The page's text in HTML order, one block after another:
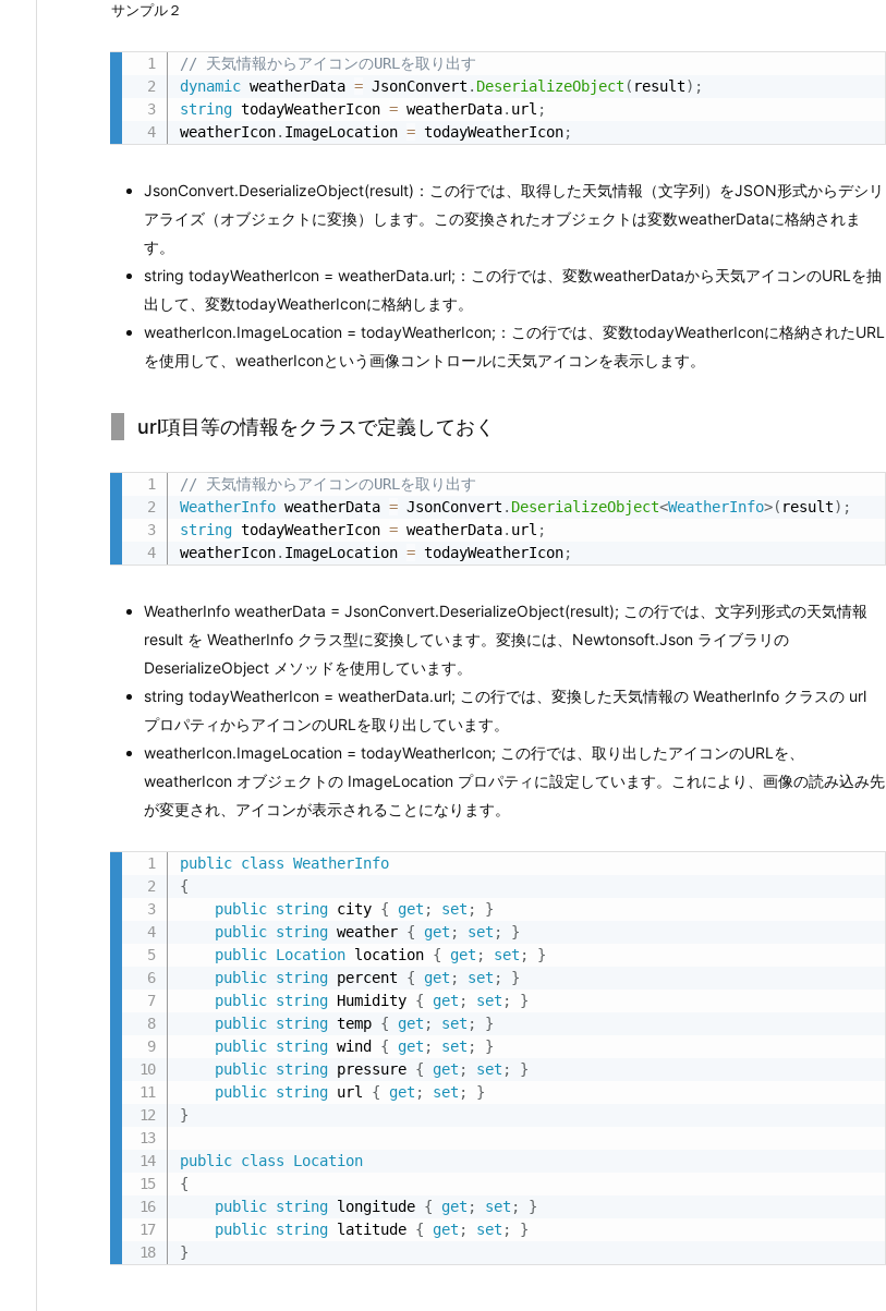
ラ
を
っ
場
合
1.
2.
S
y
s
e
T
x
t.
s
o
n
ラ
イ
ブ
ラ
リ
使
た
場
合
サンプル２
// 天気情報からアイコンのURLを取り出す
dynamic weatherData = JsonConvert . DeserializeObject ( result) ;
string todayWeatherIcon = weatherData. url ;
weatherIcon. ImageLocation = todayWeatherIcon;
JsonConvert.DeserializeObject(result)：この行では、取得した天気情報（文字列）をJSON形式からデシリ
アライズ（オブジェクトに変換）します。この変換されたオブジェクトは変数weatherDataに格納されま
す。
string todayWeatherIcon = weatherData.url;：この行では、変数weatherDataから天気アイコンのURLを抽
出して、変数todayWeatherIconに格納します。
weatherIcon.ImageLocation = todayWeatherIcon;：この行では、変数todayWeatherIconに格納されたURL
を使用して、weatherIconという画像コントロールに天気アイコンを表示します。
url項目等の情報をクラスで定義しておく
// 天気情報からアイコンのURLを取り出す
WeatherInfo weatherData = JsonConvert . DeserializeObject<WeatherInfo>( result) ;
string todayWeatherIcon = weatherData. url ;
weatherIcon. ImageLocation = todayWeatherIcon;
WeatherInfo weatherData = JsonConvert.DeserializeObject(result); この行では、文字列形式の天気情報
result を WeatherInfo クラス型に変換しています。変換には、Newtonsoft.Json ライブラリの
DeserializeObject メソッドを使用しています。
string todayWeatherIcon = weatherData.url; この行では、変換した天気情報の WeatherInfo クラスの url
プロパティからアイコンのURLを取り出しています。
weatherIcon.ImageLocation = todayWeatherIcon; この行では、取り出したアイコンのURLを、
weatherIcon オブジェクトの ImageLocation プロパティに設定しています。これにより、画像の読み込み先
が変更され、アイコンが表示されることになります。
public class WeatherInfo
{
public string city { get ; set ;
}
public string weather { get ; set ;
}
public Location location { get ; set ;
}
public string percent { get ; set ;
}
public string Humidity { get ; set ;
}
public string temp { get ; set ;
}
public string wind { get ; set ;
}
public string pressure { get ; set ;
}
public string url { get ; set ;
}
}
public class
Location
{
public string longitude { get ; set ;
}
public string latitude { get ; set ;
}
}